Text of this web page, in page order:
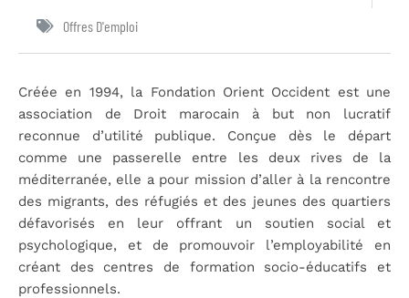
Offres D'emploi
Créée en 1994, la Fondation Orient Occident est une
association de Droit marocain à but non lucratif
reconnue d’utilité publique. Conçue dès le départ
comme une passerelle entre les deux rives de la
méditerranée, elle a pour mission d’aller à la rencontre
des migrants, des réfugiés et des jeunes des quartiers
défavorisés en leur offrant un soutien social et
psychologique, et de promouvoir l’employabilité en
créant des centres de formation socio-éducatifs et
professionnels.